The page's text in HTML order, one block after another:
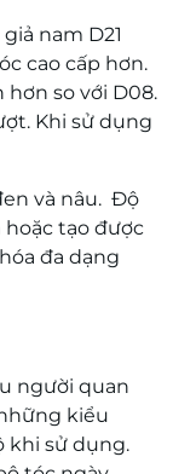
nam D21
cao cấp hơn.
so với D08.
Khi sử dụng
và nâu. Độ
tạo được
đa dạng
người quan
kiểu
khi sử dụng.